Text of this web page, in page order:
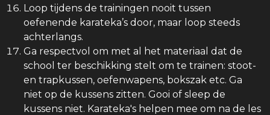
Loop tijdens de trainingen nooit tussen
oefenende karateka’s door, maar loop steeds
achterlangs.
Ga respectvol om met al het materiaal dat de
school ter beschikking stelt om te trainen: stoot-
en trapkussen, oefenwapens, bokszak etc. Ga
niet op de kussens zitten. Gooi of sleep de
kussens niet. Karateka's helpen mee om na de les